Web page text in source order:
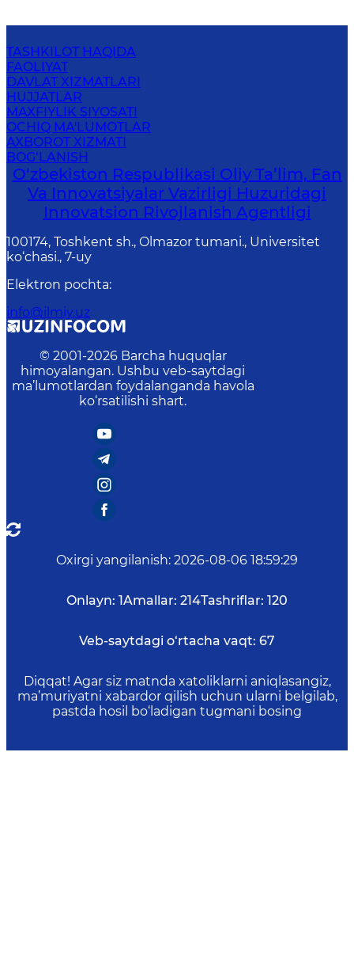
TASHKILOT HAQIDA
FAOLIYAT
DAVLAT XIZMATLARI
HUJJATLAR
MAXFIYLIK SIYOSATI
OCHIQ MA'LUMOTLAR
AXBOROT XIZMATI
BOG‘LANISH
O‘zbekiston Respublikasi Oliy Ta’lim, Fan
Va Innovatsiyalar Vazirligi Huzuridagi
Innovatsion Rivojlanish Agentligi
100174, Toshkent sh., Olmazor tumani., Universitet
ko‘chasi., 7-uy
Elektron pochta:
info@ilmiy.uz
© 2001-2026 Barcha huquqlar
himoyalangan. Ushbu veb-saytdagi
ma’lumotlardan foydalanganda havola
ko‘rsatilishi shart.
Oxirgi yangilanish: 2026-08-06 18:59:29
Onlayn: 1Amallar: 214Tashriflar: 120
Veb-saytdagi o‘rtacha vaqt: 67
Diqqat! Agar siz matnda xatoliklarni aniqlasangiz,
ma’muriyatni xabardor qilish uchun ularni belgilab,
pastda hosil bo‘ladigan tugmani bosing